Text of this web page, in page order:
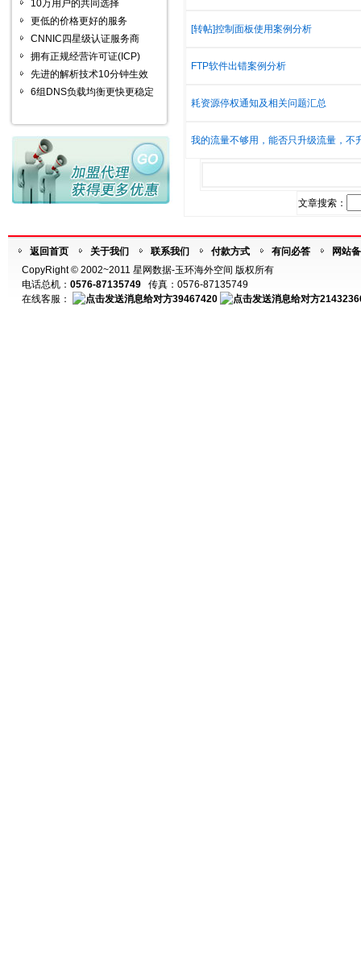
10万用户的共同选择
更低的价格更好的服务
CNNIC四星级认证服务商
拥有正规经营许可证(ICP)
先进的解析技术10分钟生效
6组DNS负载均衡更快更稳定
[转帖]控制面板使用案例分析
FTP软件出错案例分析
耗资源停权通知及相关问题汇总
我的流量不够用，能否只升级流量，不
文章搜索：
返回首页 关于我们 联系我们 付款方式 有问必答
网站
CopyRight © 2002~2011 星网数据-玉环海外空间 版权所有
电话总机： 0576-87135749 传真：0576-87135749
在线客服：
39467420